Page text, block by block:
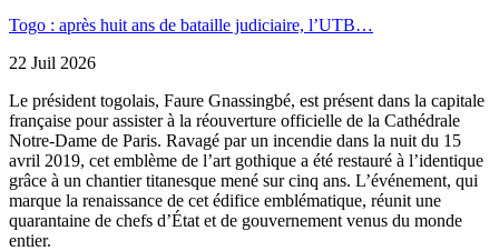
Togo : après huit ans de bataille judiciaire, l’UTB…
22 Juil 2026
Le président togolais, Faure Gnassingbé, est présent dans la capitale
française pour assister à la réouverture officielle de la Cathédrale
Notre-Dame de Paris. Ravagé par un incendie dans la nuit du 15
avril 2019, cet emblème de l’art gothique a été restauré à l’identique
grâce à un chantier titanesque mené sur cinq ans. L’événement, qui
marque la renaissance de cet édifice emblématique, réunit une
quarantaine de chefs d’État et de gouvernement venus du monde
entier.